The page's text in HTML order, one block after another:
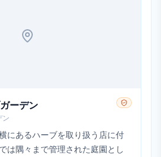
ーデン
ン
にあるハーブを取り扱う店に付
は隅々まで管理された庭園とし